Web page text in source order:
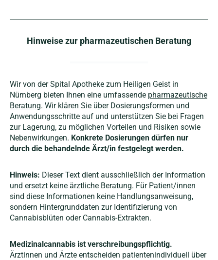
Hinweise zur pharmazeutischen Beratung
Wir von der Spital Apotheke zum Heiligen Geist in
Nürnberg bieten Ihnen eine umfassende pharmazeutische
Beratung. Wir klären Sie über Dosierungsformen und
Anwendungsschritte auf und unterstützen Sie bei Fragen
zur Lagerung, zu möglichen Vorteilen und Risiken sowie
Nebenwirkungen. Konkrete Dosierungen dürfen nur
durch die behandelnde Ärzt/in festgelegt werden.
Hinweis: Dieser Text dient ausschließlich der Information
und ersetzt keine ärztliche Beratung. Für Patient/innen
sind diese Informationen keine Handlungsanweisung,
sondern Hintergrunddaten zur Identifizierung von
Cannabisblüten oder Cannabis-Extrakten.
Medizinalcannabis ist verschreibungspflichtig.
Ärztinnen und Ärzte entscheiden patientenindividuell über